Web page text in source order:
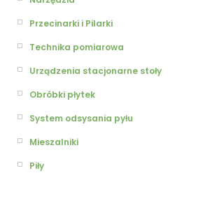
Przecinarki i Pilarki
Technika pomiarowa
Urządzenia stacjonarne stoły
Obróbki płytek
System odsysania pyłu
Mieszalniki
Piły